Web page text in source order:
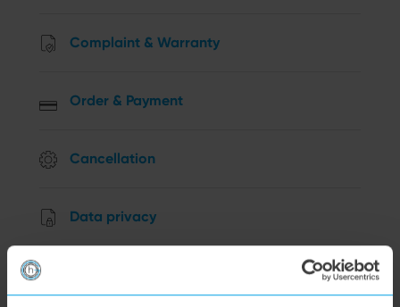
Complaint & Warranty
Order & Payment
Cancellation
Data privacy